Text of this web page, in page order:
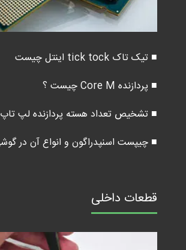
■ تیک تاک tick tock اینتل چیست
■ پردازنده Core M چیست ؟
■ تشخیص تعداد هسته پردازنده لپ تاپ
■ چیپست اسنپدراگون و انواع آن در
قطعات داخلی